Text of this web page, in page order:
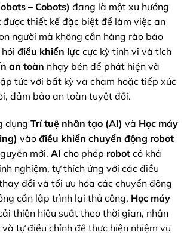
– Cobots) đang là một xu hướng
được thiết kế đặc biệt để làm việc an
người mà không cần hàng rào bảo
điều khiển lực cực kỳ tinh vi và tích
an toàn nhạy bén để phát hiện và
tức với bất kỳ va chạm hoặc tiếp xúc
đảm bảo an toàn tuyệt đối.
dụng Trí tuệ nhân tạo (AI) và Học máy
vào điều khiển chuyển động robot
mới. AI cho phép robot có khả
nghiệm, tự thích ứng với các điều
đổi và tối ưu hóa các chuyển động
cần lập trình lại thủ công. Học máy
thiện hiệu suất theo thời gian, nhận
tự điều chỉnh để thực hiện nhiệm vụ